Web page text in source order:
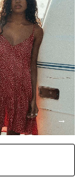
→